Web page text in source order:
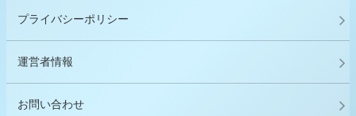
プライバシーポリシー
運営者情報
お問い合わせ